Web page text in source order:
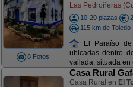
8 Fotos
Las Pedroñeras
10-20 plazas
115 km de Toledo
El Paraíso
ubicadas dentro
vallada, situada en
Casa Rural
Casa Rural en El